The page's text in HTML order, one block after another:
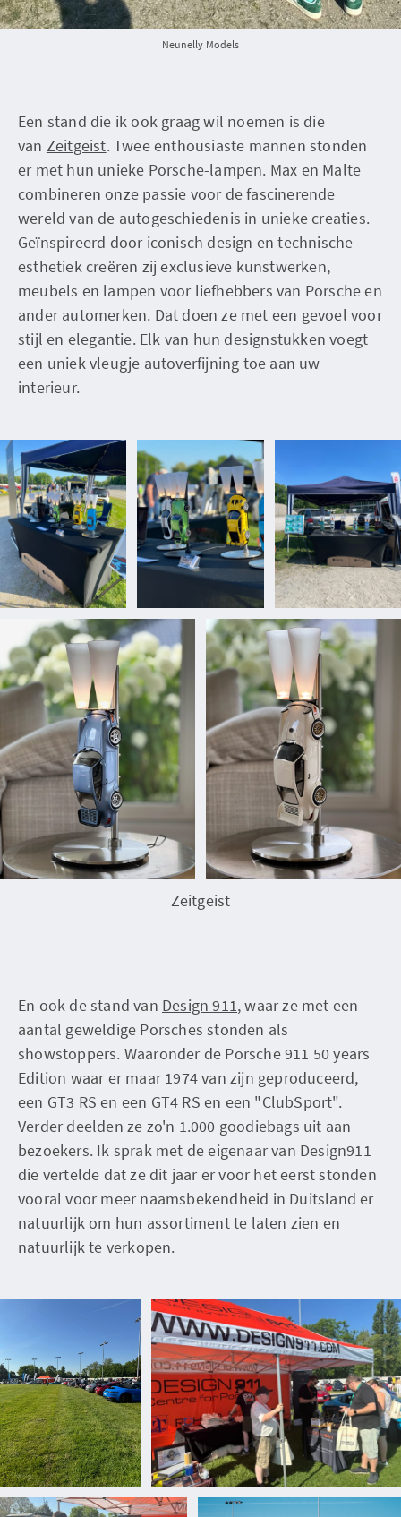
Neunelly Models
Een stand die ik ook graag wil noemen is die
van Zeitgeist. Twee enthousiaste mannen stonden
er met hun unieke Porsche-lampen. Max en Malte
combineren onze passie voor de fascinerende
wereld van de autogeschiedenis in unieke creaties.
Geïnspireerd door iconisch design en technische
esthetiek creëren zij exclusieve kunstwerken,
meubels en lampen voor liefhebbers van Porsche en
ander automerken. Dat doen ze met een gevoel voor
stijl en elegantie. Elk van hun designstukken voegt
een uniek vleugje autoverfijning toe aan uw
interieur.
Zeitgeist
En ook de stand van Design 911, waar ze met een
aantal geweldige Porsches stonden als
showstoppers. Waaronder de Porsche 911 50 years
Edition waar er maar 1974 van zijn geproduceerd,
een GT3 RS en een GT4 RS en een "ClubSport".
Verder deelden ze zo'n 1.000 goodiebags uit aan
bezoekers. Ik sprak met de eigenaar van Design911
die vertelde dat ze dit jaar er voor het eerst stonden
vooral voor meer naamsbekendheid in Duitsland er
natuurlijk om hun assortiment te laten zien en
natuurlijk te verkopen.